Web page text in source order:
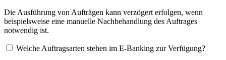
Die Ausführung von Aufträgen kann verzögert erfolgen, wenn
beispielsweise eine manuelle Nachbehandlung des Auftrages
notwendig ist.
Welche Auftragsarten stehen im E-Banking zur Verfügung?